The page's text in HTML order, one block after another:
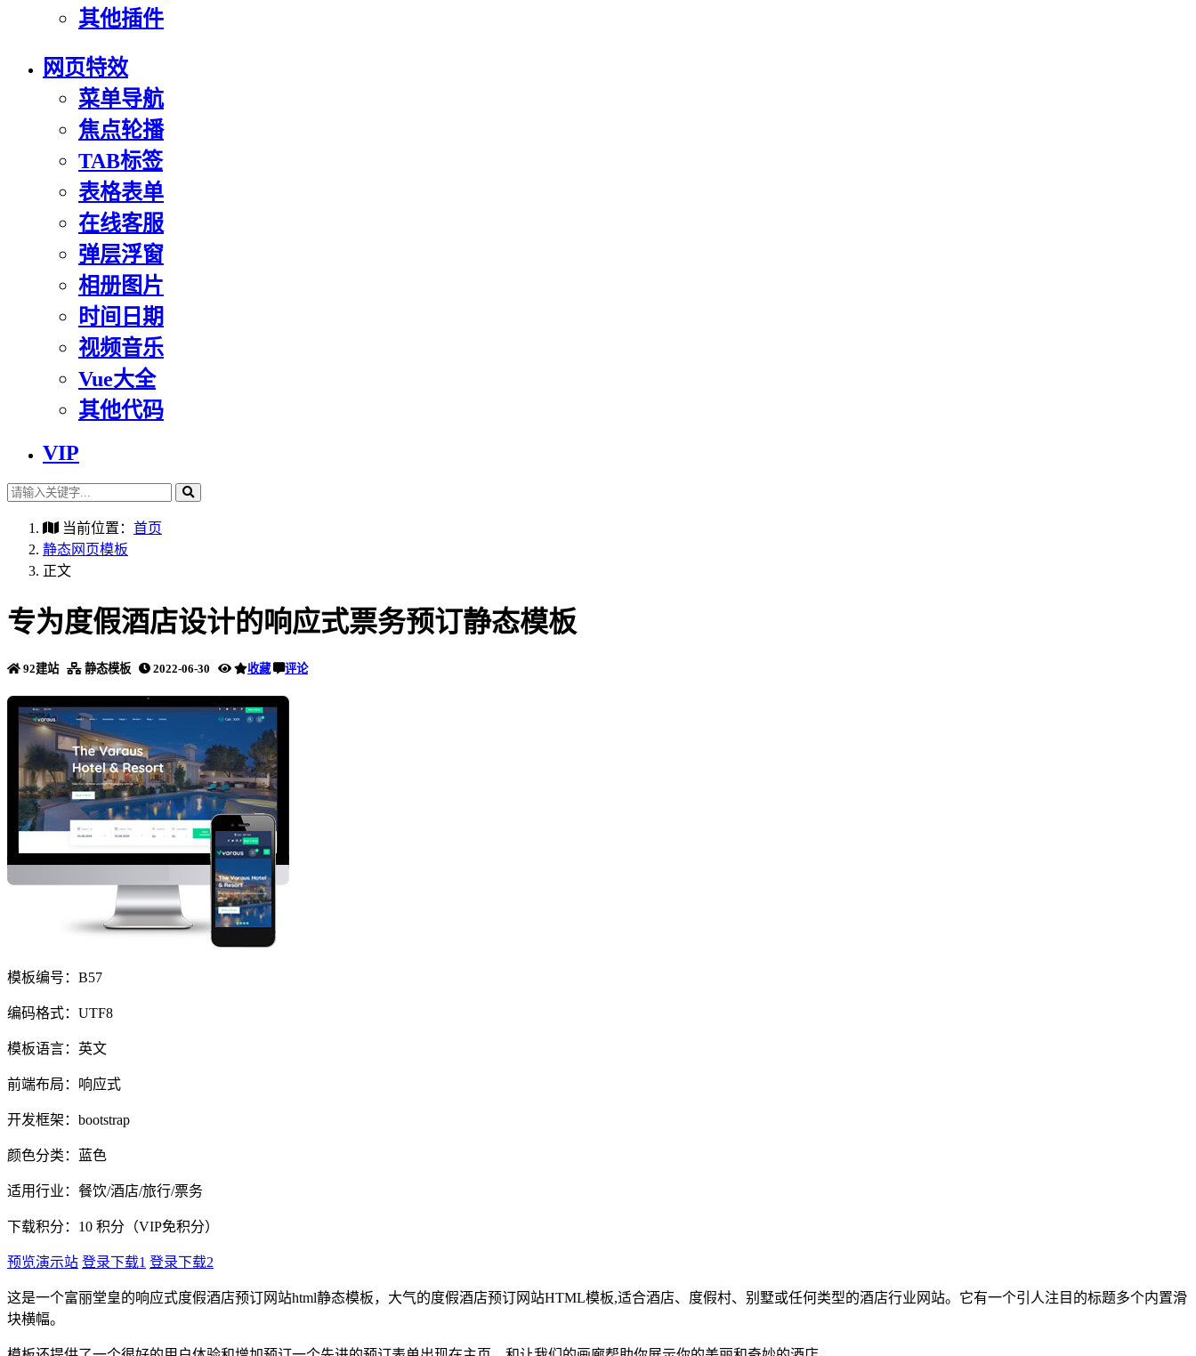
其他插件
网页特效
菜单导航
焦点轮播
TAB标签
表格表单
在线客服
弹层浮窗
相册图片
时间日期
视频音乐
Vue大全
其他代码
VIP
当前位置： 首页
静态网页模板
正文
专为度假酒店设计的响应式票务预订静态模板
92建站 静态模板 2022-06-30 收藏 评论
模板编号：B57
编码格式：UTF8
模板语言：英文
前端布局：响应式
开发框架：bootstrap
颜色分类：蓝色
适用行业：餐饮/酒店/旅行/票务
下载积分： 10 积分（VIP免积分）
预览演示站 登录下载1 登录下载2
这是一个富丽堂皇的响应式度假酒店预订网站html静态模板，大气的度假酒店预订网站HTML模板,适合酒店、度假村、别墅或任何类型的酒店行业网站。它有一个引人注目的标题多个内置滑
块横幅。